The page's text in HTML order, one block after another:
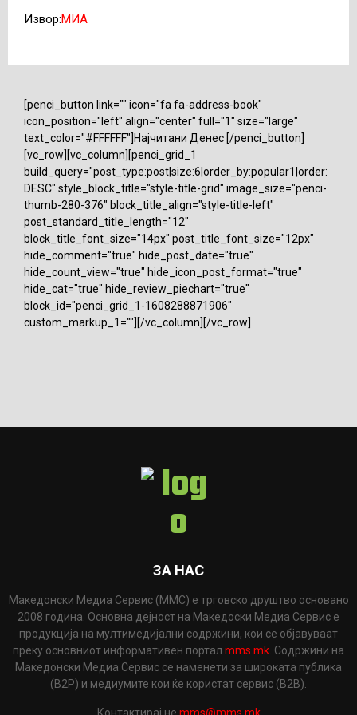
Извор:МИА
[penci_button link="" icon="fa fa-address-book"
icon_position="left" align="center" full="1" size="large"
text_color="#FFFFFF"]Најчитани Денес [/penci_button]
[vc_row][vc_column][penci_grid_1
build_query="post_type:post|size:6|order_by:popular1|order:
DESC" style_block_title="style-title-grid" image_size="penci-
thumb-280-376" block_title_align="style-title-left"
post_standard_title_length="12"
block_title_font_size="14px" post_title_font_size="12px"
hide_comment="true" hide_post_date="true"
hide_count_view="true" hide_icon_post_format="true"
hide_cat="true" hide_review_piechart="true"
block_id="penci_grid_1-1608288871906"
custom_markup_1=""][/vc_column][/vc_row]
ЗА НАС
Македонски Медиа Сервис (ММС) е трговско друштво основано
2008 година. Основна дејност на Македоски Медиа Сервис е
продукција на мултимедијални содржини, кои се објавуваат
преку основниот информативен портал mms.mk . Содржини на
Македонски Медиа Сервис се наменети за широката публика
(B2P) и медиумите кои ќе користат сервис (B2B).
Контактирај не mms@mms.mk